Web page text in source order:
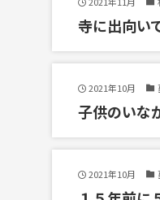
寺に出向い
2021年10月
子供のいな
2021年10月